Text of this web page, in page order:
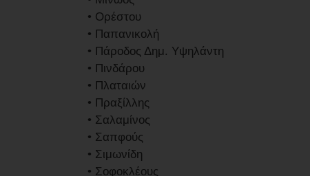
• Ορέστου
• Παπανικολή
• Πάροδος Δημ. Υψηλάντη
• Πινδάρου
• Πλαταιών
• Πραξίλλης
• Σαλαμίνος
• Σαπφούς
• Σιμωνίδη
• Σοφοκλέους